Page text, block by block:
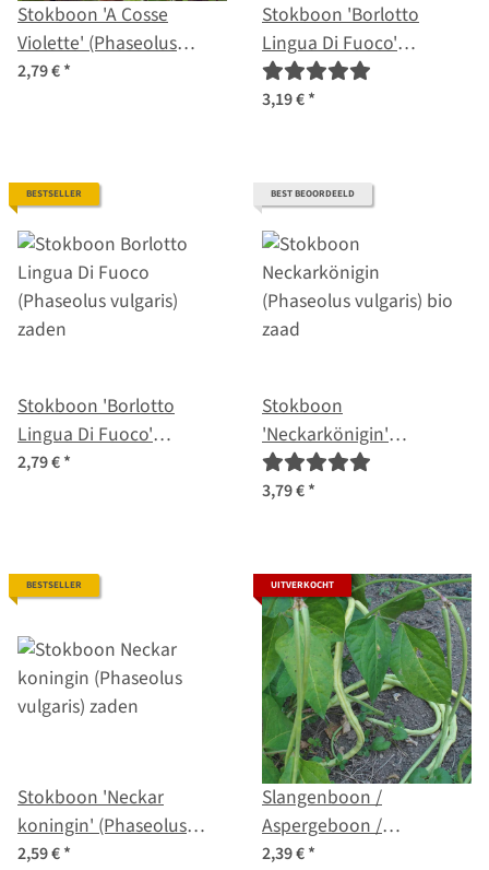
Stokboon 'A Cosse
Violette' (Phaseolus
vulgaris) zaden
2,79 €*
Stokboon 'Borlotto
Lingua Di Fuoco'
(Phaseolus vulgaris) bio
zaden
3,19 €*
BESTSELLER
Stokboon 'Borlotto
Lingua Di Fuoco'
(Phaseolus vulgaris)
2,79 €*
BEST BEOORDEELD
Stokboon
'Neckarkönigin'
(Phaseolus vulgaris) bio
zaad
3,79 €*
BESTSELLER
Stokboon 'Neckar
koningin' (Phaseolus
vulgaris) zaden
2,59 €*
UITVERKOCHT
Slangenboon /
Aspergeboon /
Meterboon (Vigna
2,39 €*